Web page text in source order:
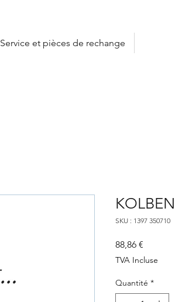
Service et pièces de rechange
KOLBEN
SKU : 1397 350710
88,86 €
TVA Incluse
Quantité *